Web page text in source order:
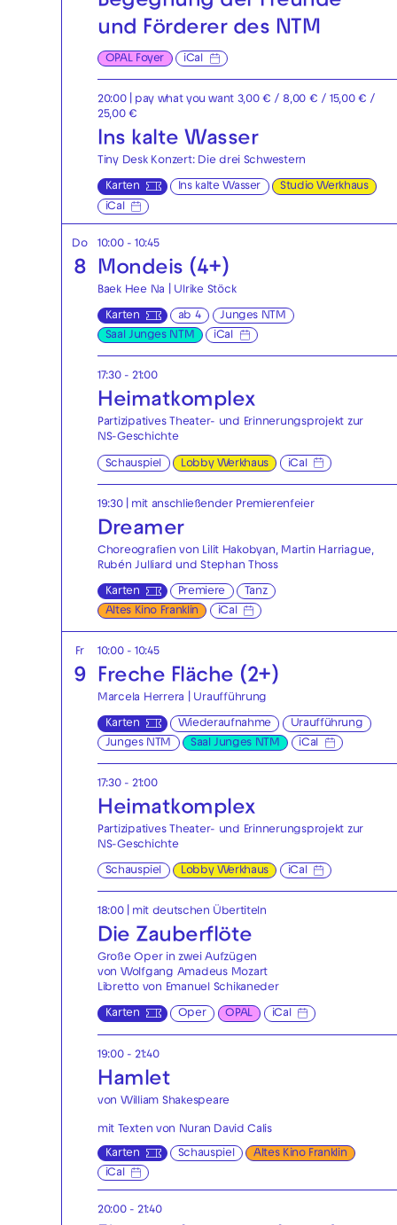
und Förderer des NTM
OPAL Foyer iCal
20:00
| pay what you want 3,00 € / 8,00 € / 15,00 € /
25,00 €
Ins kalte Wasser
Tiny Desk Konzert: Die drei Schwestern
Karten Ins kalte Wasser
Studio Werkhaus
iCal
Do
8
10:00 - 10:45
Mondeis (4+)
Baek Hee Na | Ulrike Stöck
Karten ab 4
Junges NTM
Saal Junges NTM
iCal
17:30 - 21:00
Heimatkomplex
Partizipatives Theater- und Erinnerungsprojekt zur
NS-Geschichte
Schauspiel Lobby Werkhaus iCal
19:30 | mit anschließender Premierenfeier
Dreamer
Choreografien von Lilit Hakobyan, Martin Harriague,
Rubén Julliard und Stephan Thoss
Karten Premiere
Tanz
Altes Kino Franklin
iCal
Fr
9
10:00 - 10:45
Freche Fläche (2+)
Marcela Herrera | Uraufführung
Karten Wiederaufnahme
Uraufführung
Junges NTM
Saal Junges NTM iCal
17:30 - 21:00
Heimatkomplex
Partizipatives Theater- und Erinnerungsprojekt zur
NS-Geschichte
Schauspiel Lobby Werkhaus iCal
18:00| mit deutschen Übertiteln
Die Zauberflöte
Große Oper in zwei Aufzügen
von Wolfgang Amadeus Mozart
Libretto von Emanuel Schikaneder
Karten Oper OPAL iCal
19:00 - 21:40
Hamlet
von William Shakespeare
mit Texten von Nuran David Calis
Karten Schauspiel
Altes Kino Franklin
iCal
20:00 - 21:40